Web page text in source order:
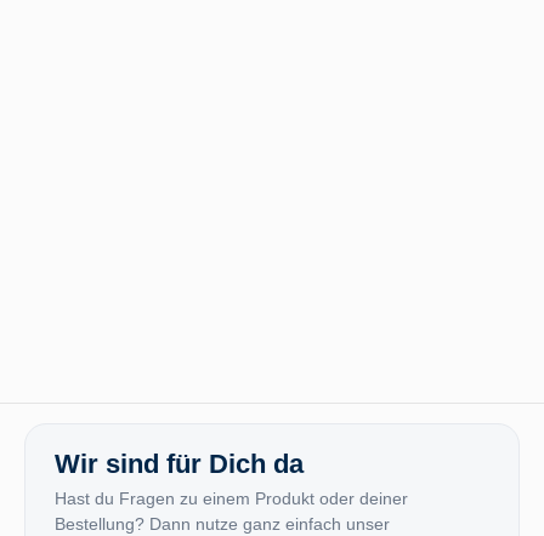
Wir sind für Dich da
Hast du Fragen zu einem Produkt oder deiner
Bestellung? Dann nutze ganz einfach unser